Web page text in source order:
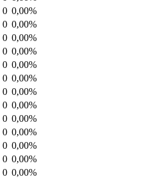
0 0,00%
0 0,00%
0 0,00%
0 0,00%
0 0,00%
0 0,00%
0 0,00%
0 0,00%
0 0,00%
0 0,00%
0 0,00%
0 0,00%
0 0,00%